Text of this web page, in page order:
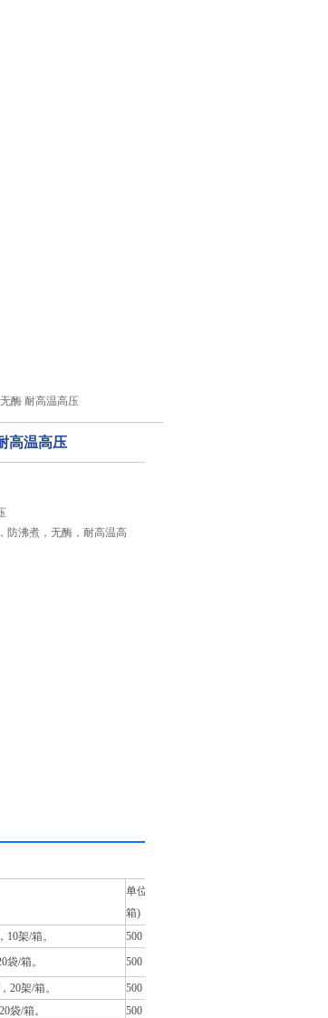
酶 耐高温高压
高温高压
防沸煮，无酶，耐高温高
单位 (个/
箱)
架/箱。
500
/箱。 500
20架/箱。
500
袋/箱。
500